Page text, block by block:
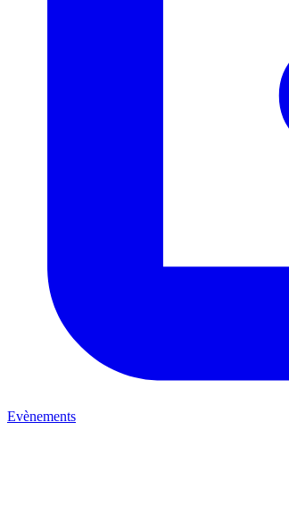
Evènements